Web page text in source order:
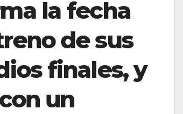
la fecha
de sus
finales, y
un